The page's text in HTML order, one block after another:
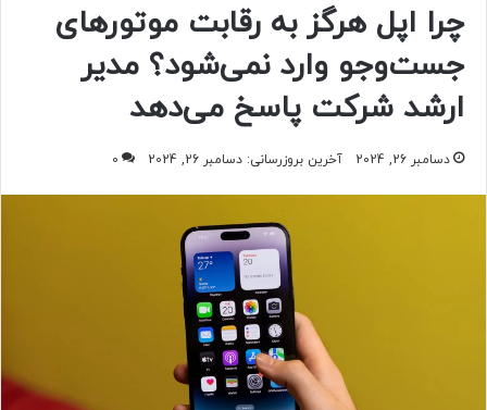
چرا اپل هرگز به رقابت موتورهای
جست‌وجو وارد نمی‌شود؟ مدیر
ارشد شرکت پاسخ می‌دهد
دسامبر 26, 2024 آخرین بروزرسانی: دسامبر 26, 2024 0